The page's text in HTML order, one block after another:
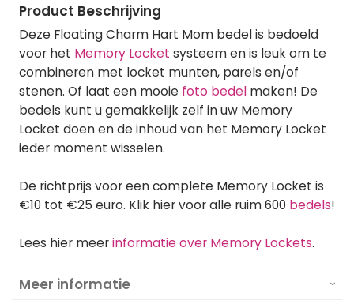
Product Beschrijving
Deze Floating Charm Hart Mom bedel is bedoeld
voor het Memory Locket systeem en is leuk om te
combineren met locket munten, parels en/of
stenen. Of laat een mooie foto bedel maken! De
bedels kunt u gemakkelijk zelf in uw Memory
Locket doen en de inhoud van het Memory Locket
ieder moment wisselen.
De richtprijs voor een complete Memory Locket is
€10 tot €25 euro. Klik hier voor alle ruim 600 bedels!
Lees hier meerinformatie over Memory Lockets.
Meer informatie